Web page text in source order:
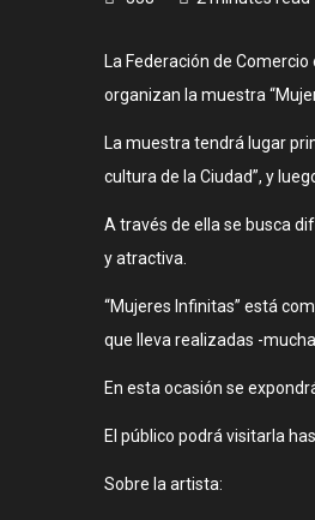
La Federación de
organizan la muestra
La muestra tendrá lugar
cultura de la Ciudad”, y
A través de ella se busca
y atractiva.
“Mujeres Infinitas” está
que lleva realizadas -
En esta ocasión se
El público podrá visitarla
Sobre la artista: